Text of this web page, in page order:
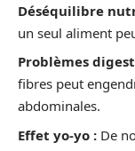
Déséquilibre
un seul aliment
Problèmes
fibres peut
abdominales.
Effet yo-yo : De